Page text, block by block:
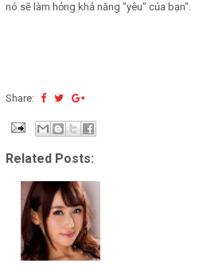
nó sẽ làm hỏng khả năng "yêu" của bạn".
Share:
Related Posts: